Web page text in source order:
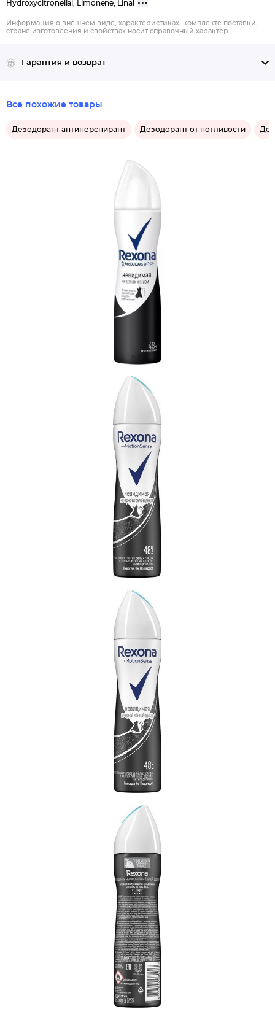
Hydroxycitronellal, Limonene, Linal
Информация о внешнем виде, характеристиках, комплекте поставки,
стране изготовления и свойствах носит справочный характер.
Гарантия и возврат
Все похожие товары
Дезодорант антиперспирант Дезодорант от потливости